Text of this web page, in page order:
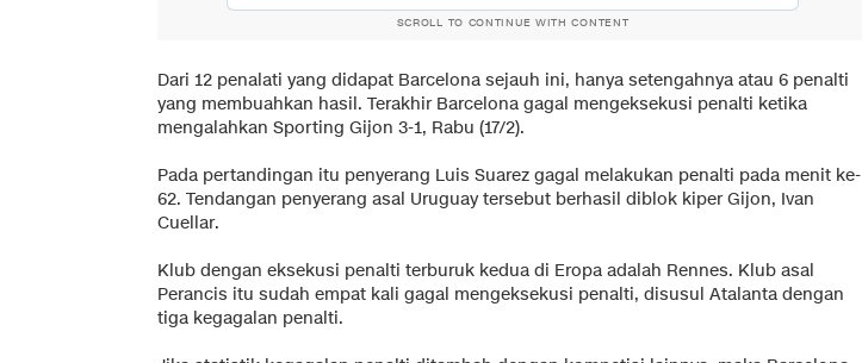
SCROLL TO CONTINUE WITH CONTENT
Dari 12 penalati yang didapat Barcelona sejauh ini, hanya setengahnya atau 6 penalti
yang membuahkan hasil. Terakhir Barcelona gagal mengeksekusi penalti ketika
mengalahkan Sporting Gijon 3-1, Rabu (17/2).
Pada pertandingan itu penyerang Luis Suarez gagal melakukan penalti pada menit ke-
62. Tendangan penyerang asal Uruguay tersebut berhasil diblok kiper Gijon, Ivan
Cuellar.
Klub dengan eksekusi penalti terburuk kedua di Eropa adalah Rennes. Klub asal
Perancis itu sudah empat kali gagal mengeksekusi penalti, disusul Atalanta dengan
tiga kegagalan penalti.